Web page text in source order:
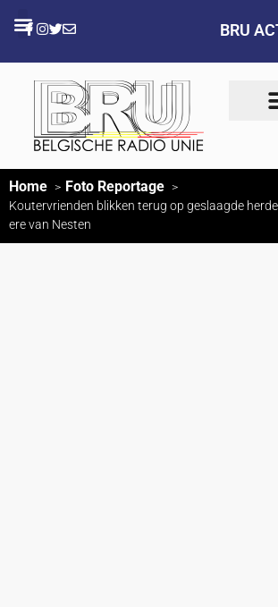
BRU
Home Foto Reportage
Koutervrienden blikken terug op geslaagde
ere van Nesten